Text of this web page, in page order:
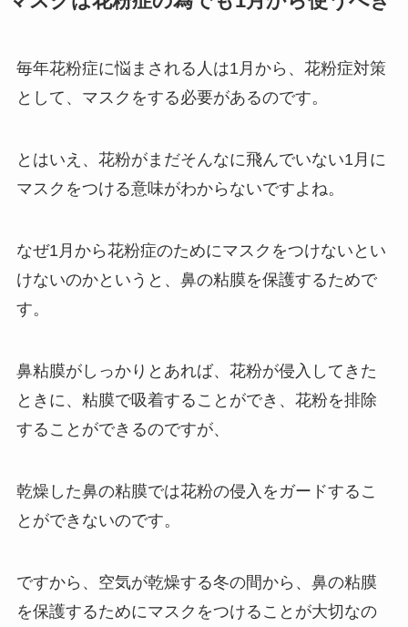
毎年花粉症に悩まされる人は1月から、花粉症対策
として、マスクをする必要があるのです。
とはいえ、花粉がまだそんなに飛んでいない1月に
マスクをつける意味がわからないですよね。
なぜ1月から花粉症のためにマスクをつけないとい
けないのかというと、鼻の粘膜を保護するためで
す。
鼻粘膜がしっかりとあれば、花粉が侵入してきた
ときに、粘膜で吸着することができ、花粉を排除
することができるのですが、
乾燥した鼻の粘膜では花粉の侵入をガードするこ
とができないのです。
ですから、空気が乾燥する冬の間から、鼻の粘膜
を保護するためにマスクをつけることが大切なの